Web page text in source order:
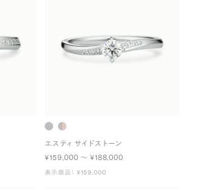
エスティ サイドストーン
¥159,000 〜 ¥188,000
表示商品： ¥159,000